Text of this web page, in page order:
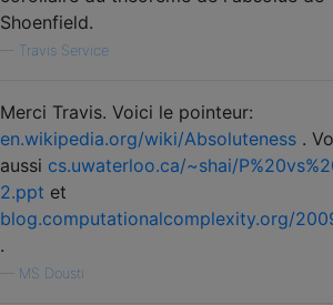
Shoenfield.
Travis Service
Merci Travis. Voici le pointeur:
en.wikipedia.org/wiki/Absoluteness .
aussi cs.uwaterloo.ca/~shai/
2.ppt et
blog.computationalcomplexity.org/
.
MS Dousti